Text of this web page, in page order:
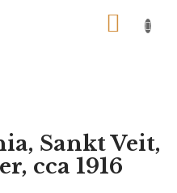
Sankt Veit,
cca 1916